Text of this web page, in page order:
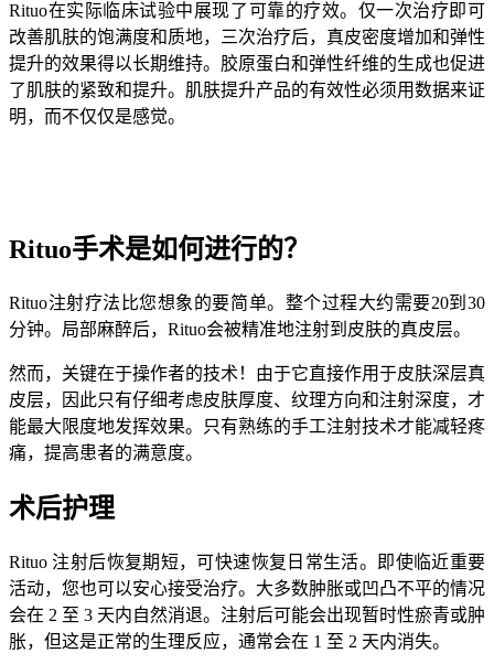
Rituo在实际临床试验中展现了可靠的疗效。仅一次治疗即可
改善肌肤的饱满度和质地，三次治疗后，真皮密度增加和弹性
提升的效果得以长期维持。胶原蛋白和弹性纤维的生成也促进
了肌肤的紧致和提升。肌肤提升产品的有效性必须用数据来证
明，而不仅仅是感觉。
Rituo手术是如何进行的？
Rituo注射疗法比您想象的要简单。整个过程大约需要20到30
分钟。局部麻醉后，Rituo会被精准地注射到皮肤的真皮层。
然而，关键在于操作者的技术！由于它直接作用于皮肤深层真
皮层，因此只有仔细考虑皮肤厚度、纹理方向和注射深度，才
能最大限度地发挥效果。只有熟练的手工注射技术才能减轻疼
痛，提高患者的满意度。
术后护理
Rituo 注射后恢复期短，可快速恢复日常生活。即使临近重要
活动，您也可以安心接受治疗。大多数肿胀或凹凸不平的情况
会在 2 至 3 天内自然消退。注射后可能会出现暂时性瘀青或肿
胀，但这是正常的生理反应，通常会在 1 至 2 天内消失。